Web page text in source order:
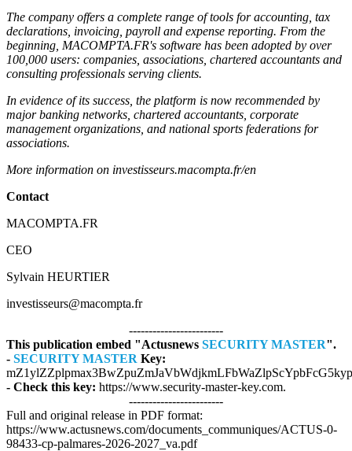
The company offers a complete range of tools for accounting, tax
declarations, invoicing, payroll and expense reporting. From the
beginning, MACOMPTA.FR's software has been adopted by over
100,000 users: companies, associations, chartered accountants and
consulting professionals serving clients.
In evidence of its success, the platform is now recommended by
major banking networks, chartered accountants, corporate
management organizations, and national sports federations for
associations.
More information on investisseurs.macompta.fr/en
Contact
MACOMPTA.FR
CEO
Sylvain HEURTIER
investisseurs@macompta.fr
------------------------
This publication embed "Actusnews SECURITY MASTER".
- SECURITY MASTER Key:
- Check this key: https://www.security-master-key.com.
------------------------
Full and original release in PDF format:
https://www.actusnews.com/documents_communiques/ACTUS-0-
98433-cp-palmares-2026-2027_va.pdf